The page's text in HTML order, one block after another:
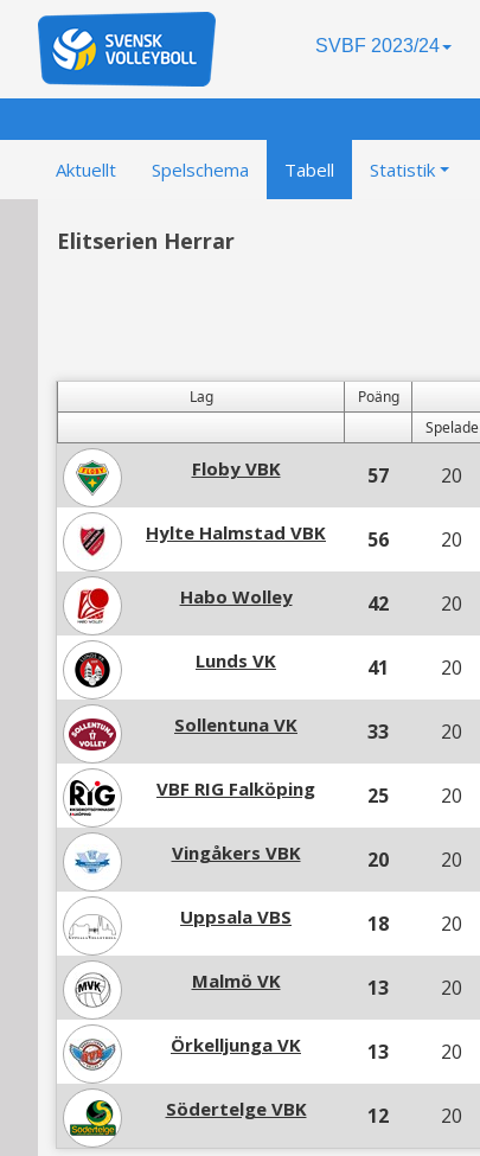
SVBF 2023/24
Aktuellt Spelschema Tabell Statistik
Elitserien Herrar
Lag Poäng
Spelade
Floby VBK 57 20
Hylte Halmstad VBK 56 20
Habo Wolley 42 20
Lunds VK 41 20
Sollentuna VK 33 20
VBF RIG Falköping 25 20
Vingåkers VBK 20 20
Uppsala VBS 18 20
Malmö VK 13 20
Örkelljunga VK 13 20
Södertelge VBK 12 20